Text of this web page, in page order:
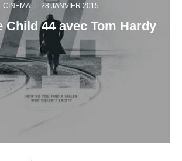
CINÉMA · 28 JANVIER 2015
Child 44 avec Tom Hardy